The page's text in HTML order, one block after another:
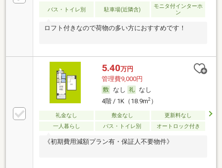
バス・トイレ別 駐車場(近隣含)
モニタ付インターホ
ン
ロフト付きなので荷物の多い方におすすめです！
5.40万円
管理費9,000円
なし
なし
4階 / 1K（18.9m2）
礼金なし 敷金なし
更新料なし
一人暮らし
バス・トイレ別 オートロック付き
《初期費用減額プラン有・保証人不要物件》